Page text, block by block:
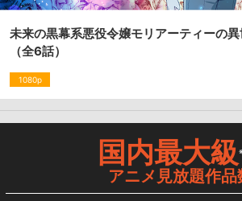
未来の黒幕系悪役令嬢モリアーティーの
（全6話）
1080p
国内最大級
アニメ見放題作品